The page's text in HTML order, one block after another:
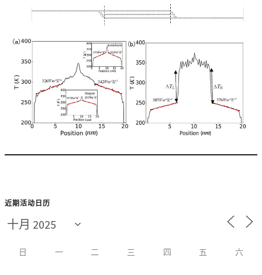
近期活动日历
日 一 二 三 四 五 六